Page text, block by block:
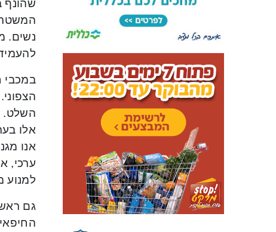
שהונף
נשים.
במכבי
השלט.
אלו
אנו
ערכי,
למנוע
גם ראש